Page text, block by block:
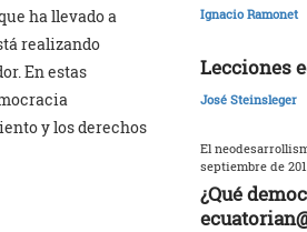
ha llevado a
realizando
En estas
y los derechos
Ignacio Ramonet
Lecciones
José Steinsleger
El
septiembre de
¿Qué